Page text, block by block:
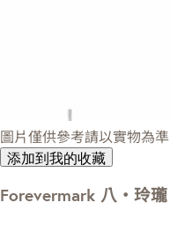
圖片僅供參考請以實物為準
添加到我的收藏
Forevermark 八‧玲瓏